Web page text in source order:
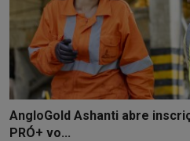
AngloGold Ashanti abre
PRÓ+ vo...